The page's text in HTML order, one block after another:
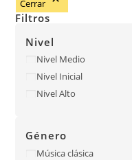
Cerrar
Filtros
Nivel
Nivel Medio
Nivel Inicial
Nivel Alto
Género
Música clásica